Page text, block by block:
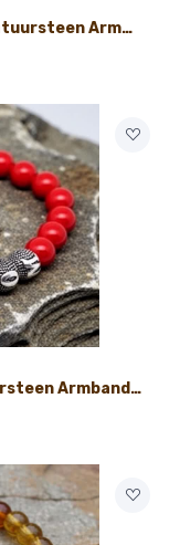
Handgemaakte Mat Zwart Onyx Natuursteen Armband met Naam 8mm
Handgemaakte Bloedkoraal Natuursteen Armband met Naam 8mm